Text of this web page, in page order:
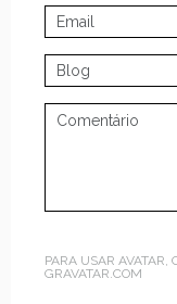
PARA USAR AVATAR,
GRAVATAR.COM